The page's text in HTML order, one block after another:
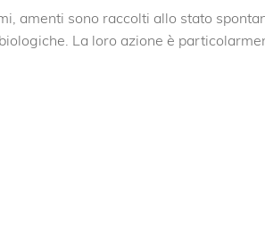
amenti sono raccolti allo stato
La loro azione è